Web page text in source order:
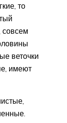
то
совсем
веточки
имеют